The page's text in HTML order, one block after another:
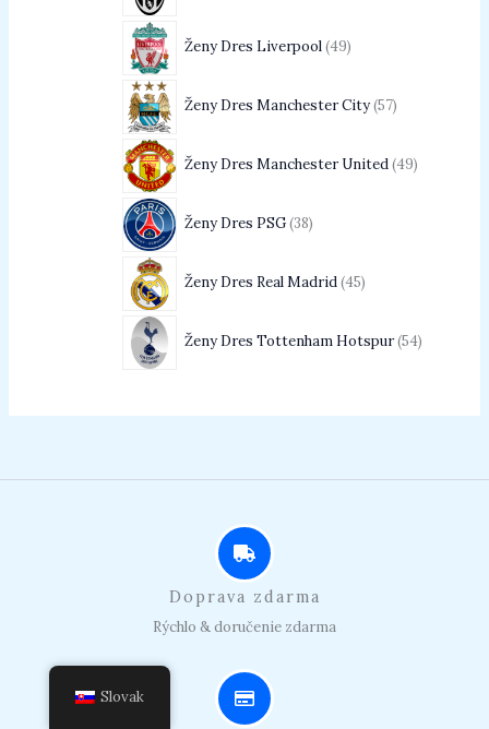
Ženy Dres Liverpool 49
Ženy Dres Manchester City 57
Ženy Dres Manchester United 49
Ženy Dres PSG 38
Ženy Dres Real Madrid 45
Ženy Dres Tottenham Hotspur 54
Doprava zdarma
Rýchlo & doručenie zdarma
Slovak